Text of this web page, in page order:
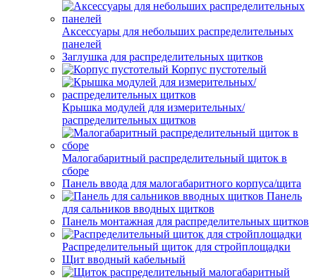
Аксессуары для небольших распределительных
панелей
Заглушка для распределительных щитков
Корпус пустотелый
Крышка модулей для измерительных/
распределительных щитков
Малогабаритный распределительный щиток в
сборе
Панель ввода для малогабаритного корпуса/щита
Панель
для сальников вводных щитков
Панель монтажная для распределительных щитков
Распределительный щиток для стройплощадки
Щит вводный кабельный